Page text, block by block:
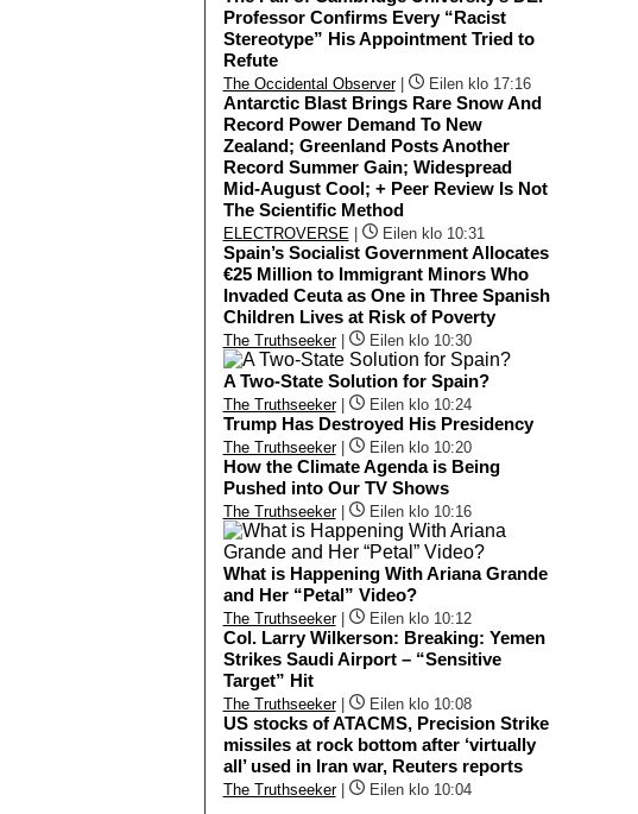
Professor Confirms Every “Racist
Stereotype” His Appointment Tried to
Refute
The Occidental Observer| Eilen klo 17:16
Antarctic Blast Brings Rare Snow And
Record Power Demand To New
Zealand; Greenland Posts Another
Record Summer Gain; Widespread
Mid-August Cool; + Peer Review Is Not
The Scientific Method
ELECTROVERSE Eilen klo 10:31
Spain’s Socialist Government Allocates
€25 Million to Immigrant Minors Who
Invaded Ceuta as One in Three Spanish
Children Lives at Risk of Poverty
The Truthseeker| Eilen klo 10:30
A Two-State Solution for Spain?
The Truthseeker| Eilen klo 10:24
Trump Has Destroyed His Presidency
The Truthseeker| Eilen klo 10:20
How the Climate Agenda is Being
Pushed into Our TV Shows
The Truthseeker| Eilen klo 10:16
What is Happening With Ariana Grande
and Her “Petal” Video?
The Truthseeker| Eilen klo 10:12
Col. Larry Wilkerson: Breaking: Yemen
Strikes Saudi Airport – “Sensitive
Target” Hit
The Truthseeker| Eilen klo 10:08
US stocks of ATACMS, Precision Strike
missiles at rock bottom after ‘virtually
all’ used in Iran war, Reuters reports
The Truthseeker| Eilen klo 10:04